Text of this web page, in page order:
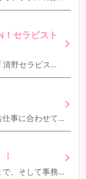
！セラピスト